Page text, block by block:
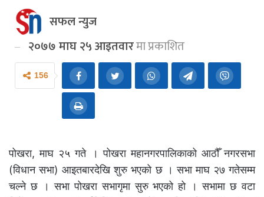
सफल न्युज
२०७७ माघ २५ आइतवारमा प्रकाशित
156
पोखरा, माघ २५ गते । पोखरा महानगरपालिकाको आठौँ नगरसभा
(विधान सभा) आइतबारदेखि शुरु भएको छ । सभा माघ २७ गतेसम्म
चल्ने छ । सभा पोखरा सभागृमा सुरु भएको हो । सभामा छ वटा